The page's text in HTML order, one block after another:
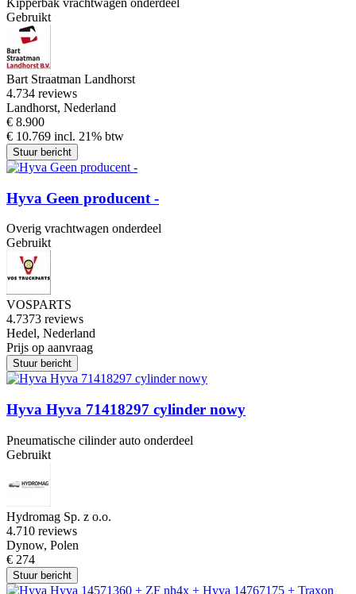
Gebruikt
Bart Straatman Landhorst
4.734 reviews
Landhorst, Nederland
€ 8.900
€ 10.769 incl. 21% btw
Stuur bericht
Hyva Geen producent -
Overig vrachtwagen onderdeel
Gebruikt
VOSPARTS
4.7373 reviews
Hedel, Nederland
Prijs op aanvraag
Stuur bericht
Hyva Hyva 71418297 cylinder nowy
Pneumatische cilinder auto onderdeel
Gebruikt
Hydromag Sp. z o.o.
4.710 reviews
Dynow, Polen
€ 274
Stuur bericht